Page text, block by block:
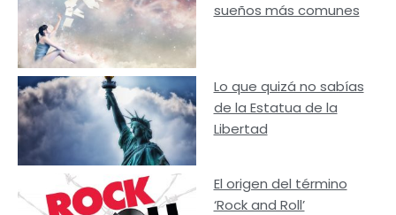
sueños más comunes
Lo que quizá no sabías
de la Estatua de la
Libertad
El origen del término
‘Rock and Roll’